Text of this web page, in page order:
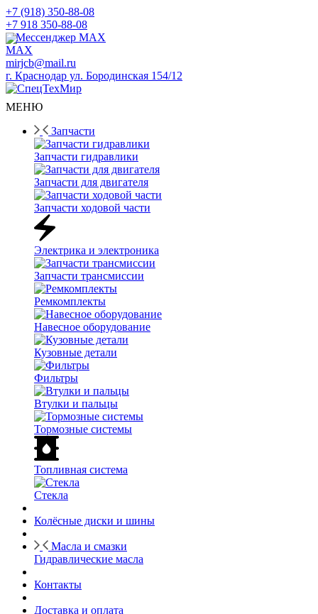
+7 (918) 350-88-08
+7 918 350-88-08
Мессенджер MAX
mirjcb@mail.ru
г. Краснодар ул. Бородинская 154/12
МЕНЮ
Запчасти
Запчасти гидравлики
Запчасти для двигателя
Запчасти ходовой части
Электрика и электроника
Запчасти трансмиссии
Ремкомплекты
Навесное оборудование
Кузовные детали
Фильтры
Втулки и пальцы
Тормозные системы
Топливная система
Стекла
Колёсные диски и шины
Масла и смазки
Гидравлические масла
Контакты
Доставка и оплата